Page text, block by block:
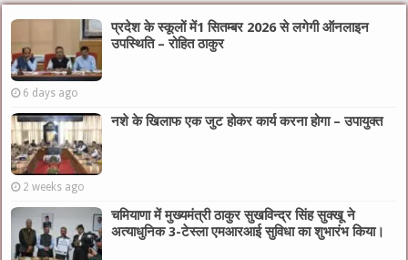
प्रदेश के स्कूलों में1 सितम्बर 2026 से लगेगी ऑनलाइन
उपस्थिति – रोहित ठाकुर
6 days ago
नशे के खिलाफ एक जुट होकर कार्य करना होगा – उपायुक्त
2 weeks ago
चमियाणा में मुख्यमंत्री ठाकुर सुखविन्द्र सिंह सुक्खू ने
अत्याधुनिक 3-टेस्ला एमआरआई सुविधा का शुभारंभ किया।